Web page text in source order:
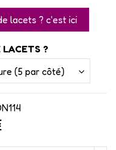
lacets ? c'est ici
LACETS ?